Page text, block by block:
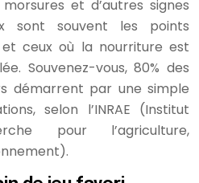
et d’autres signes
sont souvent les points
ceux où la nourriture est
Souvenez-vous, 80% des
démarrent par une simple
selon l’INRAE (Institut
pour l’agriculture,